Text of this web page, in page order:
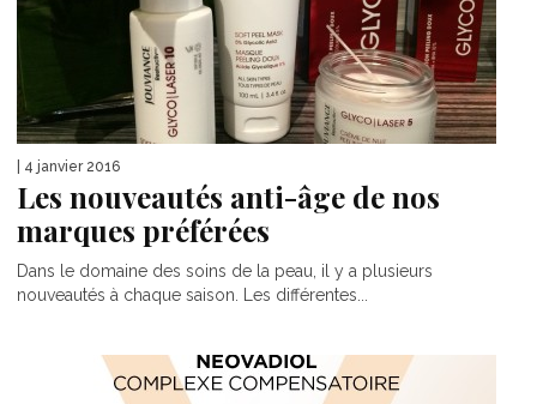
| 4 janvier 2016
Les nouveautés anti-âge de nos
marques préférées
Dans le domaine des soins de la peau, il y a plusieurs
nouveautés à chaque saison. Les différentes...